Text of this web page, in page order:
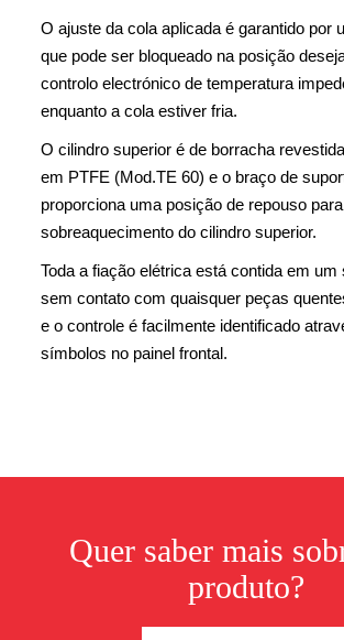
O ajuste da cola aplicada é garantido por
que pode ser bloqueado na posição
controlo electrónico de temperatura
enquanto a cola estiver fria.
O cilindro superior é de borracha
em PTFE (Mod.TE 60) e o braço de
proporciona uma posição de repouso
sobreaquecimento do cilindro superior.
Toda a fiação elétrica está contida em um
sem contato com quaisquer peças
e o controle é facilmente identificado
símbolos no painel frontal.
Quer saber mais
produto?